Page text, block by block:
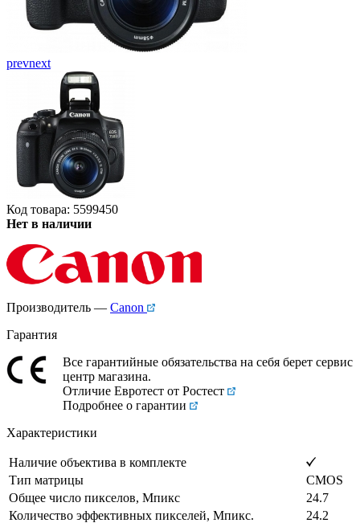
prevnext
Код товара: 5599450
Нет в наличии
Производитель — Canon
Гарантия
Все гарантийные обязательства на себя берет сервис
центр магазина.
Отличие Евротест от Ростест
Подробнее о гарантии
Характеристики
Наличие объектива в комплекте
Тип матрицы
CMOS
Общее число пикселов, Мпикс
24.7
Количество эффективных пикселей, Мпикс.
24.2